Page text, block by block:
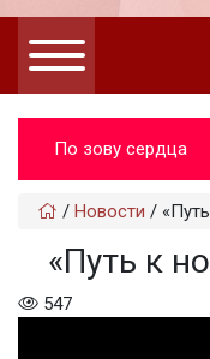
По зову сердца
/ Новости /
«Путь к
547